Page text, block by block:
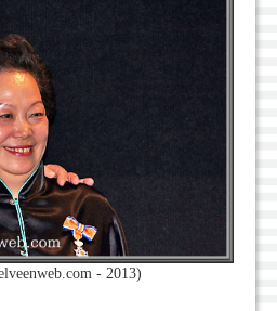
- 2013)